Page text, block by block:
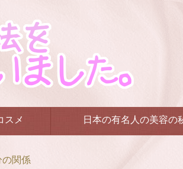
スメ 日本の有名人の美容の
の関係